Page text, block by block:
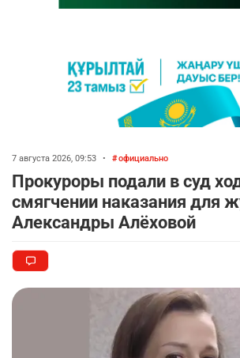
7 августа 2026, 09:53 • официально
Прокуроры подали в суд
смягчении наказания для
Александры Алёховой